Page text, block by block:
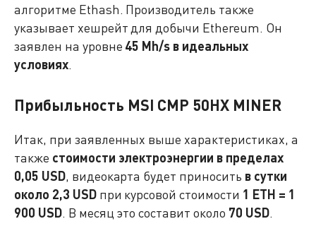
алгоритме Ethash. Производитель также
указывает хешрейт для добычи Ethereum. Он
заявлен на уровне 45 Mh/s в идеальных
условиях.
Прибыльность MSI CMP 50HX MINER
Итак, при заявленных выше характеристиках, а
также стоимости электроэнергии в пределах
0,05 USD, видеокарта будет приносить в сутки
около 2,3 USDпри курсовой стоимости 1 ETH = 1
900 USD. В месяц это составит около 70 USD.